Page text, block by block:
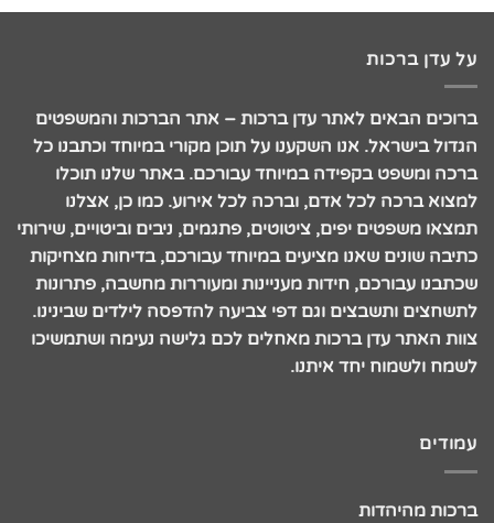
על עדן ברכות
ברוכים הבאים לאתר עדן ברכות – אתר הברכות והמשפטים
הגדול בישראל. אנו השקענו על תוכן מקורי במיוחד וכתבנו כל
ברכה ומשפט בקפידה במיוחד עבורכם. באתר שלנו תוכלו
למצוא ברכה לכל אדם, וברכה לכל אירוע. כמו כן, אצלנו
תמצאו משפטים יפים, ציטוטים, פתגמים, ניבים וביטויים, שירותי
כתיבה שונים שאנו מציעים במיוחד עבורכם, בדיחות מצחיקות
שכתבנו עבורכם, חידות מעניינות ומעוררות מחשבה, פתרונות
לתשחצים ותשבצים וגם דפי צביעה להדפסה לילדים שבינינו.
צוות האתר עדן ברכות מאחלים לכם גלישה נעימה ושתמשיכו
לשמח ולשמוח יחד איתנו.
עמודים
ברכות מהיהדות